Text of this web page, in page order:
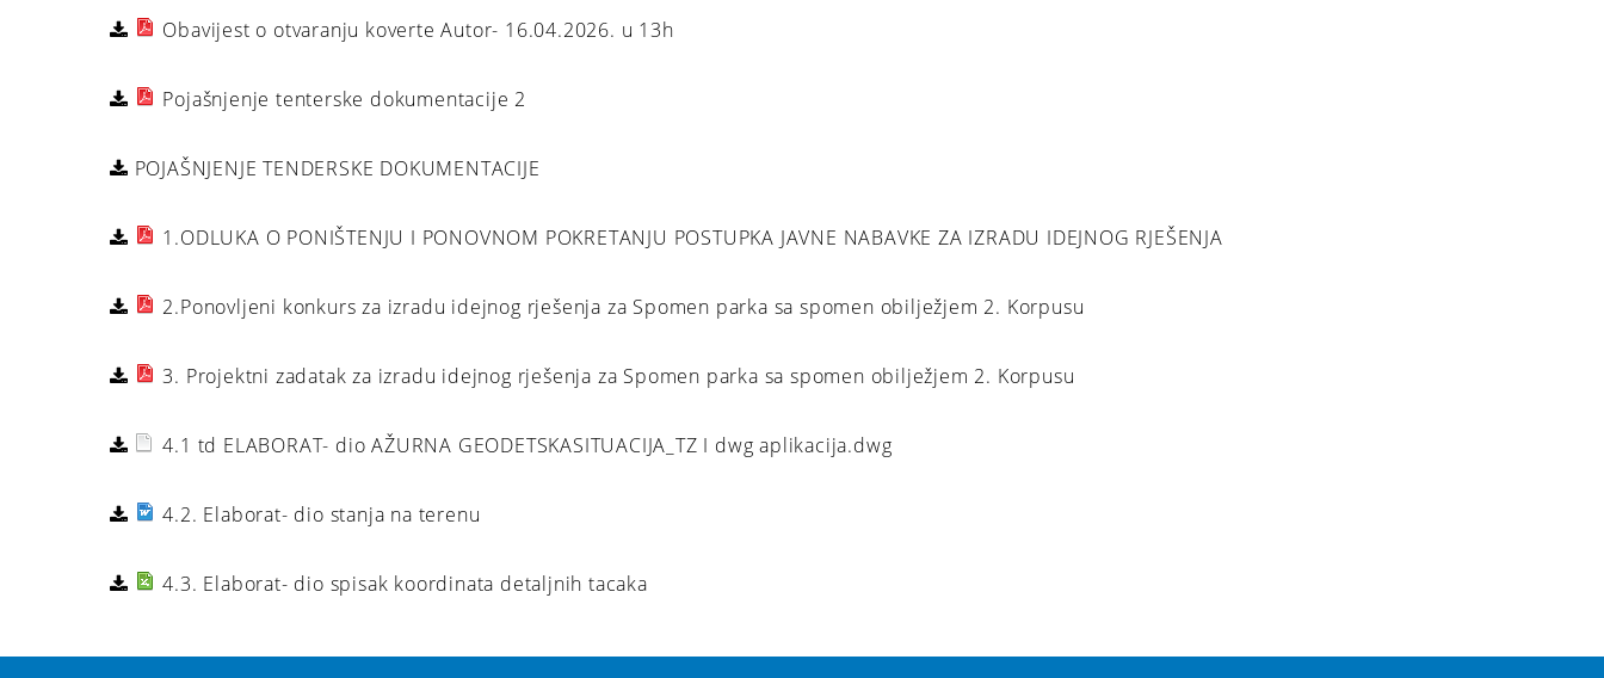
Obavijest o otvaranju koverte Autor- 16.04.2026. u 13h
Pojašnjenje tenterske dokumentacije 2
POJAŠNJENJE TENDERSKE DOKUMENTACIJE
1.ODLUKA O PONIŠTENJU I PONOVNOM POKRETANJU POSTUPKA JAVNE NABAVKE ZA IZRADU IDEJNOG RJEŠENJA
2.Ponovljeni konkurs za izradu idejnog rješenja za Spomen parka sa spomen obilježjem 2. Korpusu
3. Projektni zadatak za izradu idejnog rješenja za Spomen parka sa spomen obilježjem 2. Korpusu
4.1 td ELABORAT- dio AŽURNA GEODETSKASITUACIJA_TZ I dwg aplikacija.dwg
4.2. Elaborat- dio stanja na terenu
4.3. Elaborat- dio spisak koordinata detaljnih tacaka